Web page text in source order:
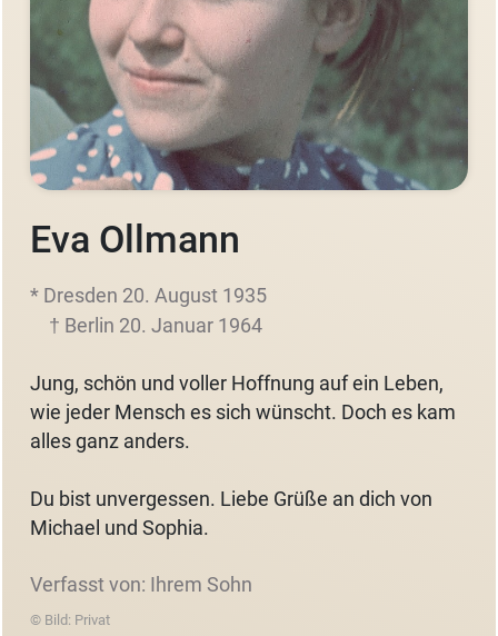
Eva Ollmann
* Dresden 20. August 1935
† Berlin 20. Januar 1964
Jung, schön und voller Hoffnung auf ein Leben,
wie jeder Mensch es sich wünscht. Doch es kam
alles ganz anders.
Du bist unvergessen. Liebe Grüße an dich von
Michael und Sophia.
Verfasst von: Ihrem Sohn
© Bild: Privat